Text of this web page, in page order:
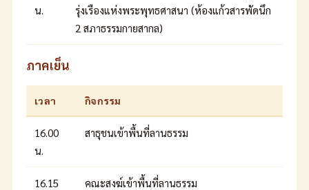
น.
รุ่งเรืองแห่งพระพุทธศาสนา (ห้องแก้วสารพัดนึก
2 สภาธรรมกายสากล)
ภาคเย็น
เวลา กิจกรรม
16.00
น.
สาธุชนเข้าพื้นที่ลานธรรม
16.15
คณะสงฆ์เข้าพื้นที่ลานธรรม